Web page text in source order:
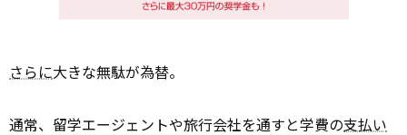
さらに大きな無駄が為替。
通常、留学エージェントや旅行会社を通すと学費の支払い